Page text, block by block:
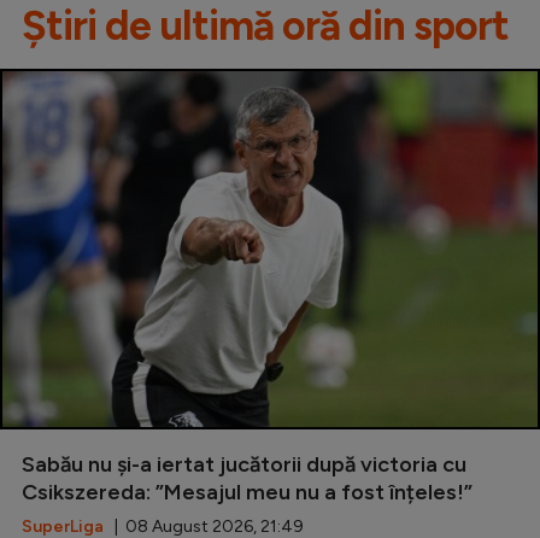
Știri de ultimă oră din sport
Sabău nu și-a iertat jucătorii după victoria cu
Csikszereda: ”Mesajul meu nu a fost înțeles!”
SuperLiga | 08 August 2026, 21:49